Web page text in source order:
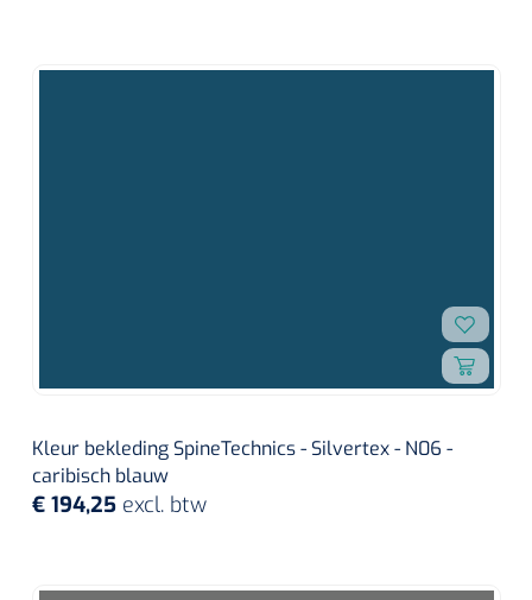
Kleur bekleding SpineTechnics - Silvertex - N06 -
caribisch blauw
€ 194,25 excl. btw